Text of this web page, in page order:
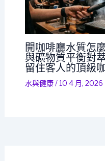
開咖啡廳水質怎
與礦物質平衡對
留住客人的頂級
水與健康/10 4 月, 2026